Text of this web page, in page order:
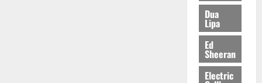
Dua
Lipa
Ed
Sheeran
Electric